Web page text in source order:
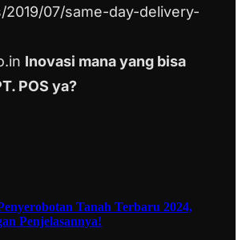
Inovasi mana yang bisa
POS ya?
Tanah Terbaru 2024,
Penjelasannya!